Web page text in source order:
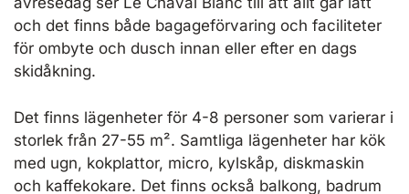
och det finns både bagageförvaring och faciliteter
för ombyte och dusch innan eller efter en dags
skidåkning.
Det finns lägenheter för 4-8 personer som varierar i
storlek från 27-55 m². Samtliga lägenheter har kök
med ugn, kokplattor, micro, kylskåp, diskmaskin
och kaffekokare. Det finns också balkong, badrum